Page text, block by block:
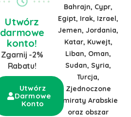
Bahrajn, Cypr,
Egipt, Irak, Izrael,
Jemen, Jordania,
Katar, Kuwejt,
Liban, Oman,
Sudan, Syria,
Turcja,
Zjednoczone
Emiraty Arabskie
oraz obszar
Utwórz
darmowe
konto!
Zgarnij -2%
Rabatu!
Utwórz
Darmowe
Konto